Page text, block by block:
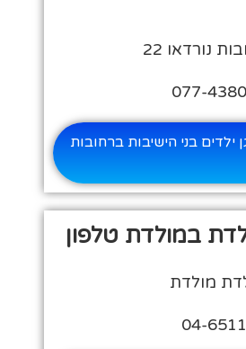
נורדאו 22
בני הישיבות ברחובות
במולדת טלפון
מולדת